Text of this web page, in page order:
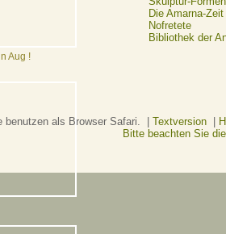
Aug !
Die Amarna-Zeit
Nofretete
Bibliothek der
benutzen als Browser Safari. | Textversion|
Bitte beachten Sie